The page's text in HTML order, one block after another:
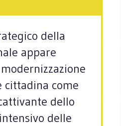
della
appare
cittadina come
dello
delle